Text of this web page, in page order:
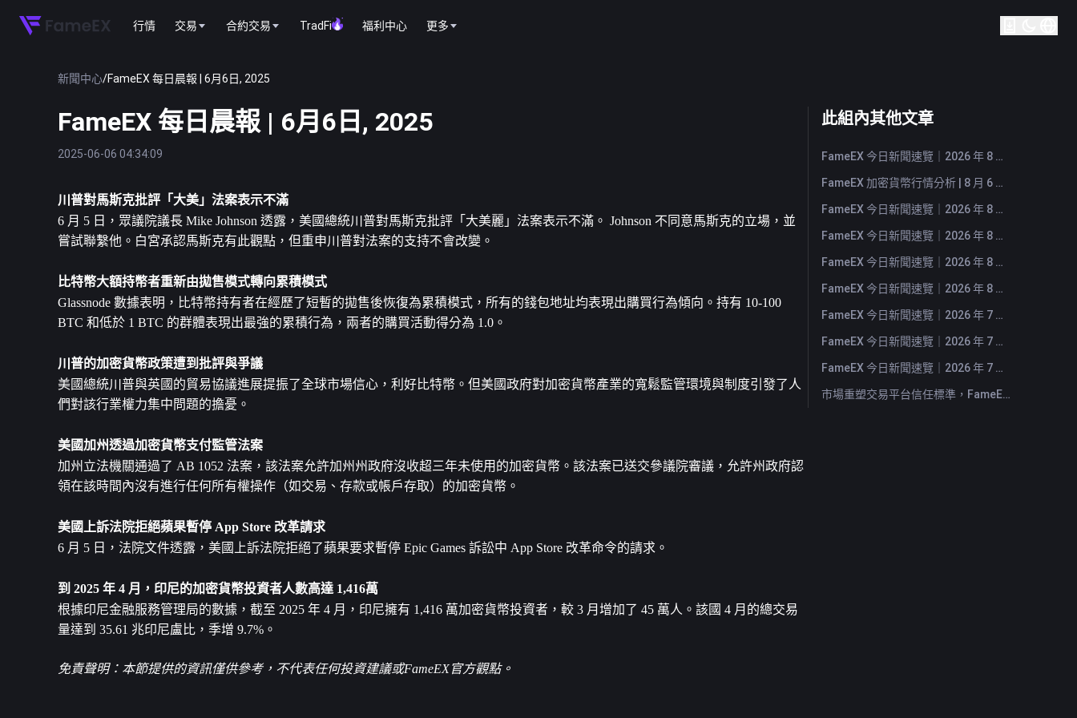
行情 交易 合約交易 TradFi 福利中心 更多
新聞中心/FameEX 每日晨報 | 6月6日, 2025
FameEX 每日晨報 | 6月6日, 2025
2025-06-06 04:34:09
川普對馬斯克批評「大美」法案表示不滿
6 月 5 日，眾議院議長 Mike Johnson 透露，美國總統川普對馬斯克批評「大美麗」法案表示不滿。 Johnson 不同意馬斯克的立場，並
嘗試聯繫他。白宮承認馬斯克有此觀點，但重申川普對法案的支持不會改變。
比特幣大額持幣者重新由拋售模式轉向累積模式
Glassnode 數據表明，比特幣持有者在經歷了短暫的拋售後恢復為累積模式，所有的錢包地址均表現出購買行為傾向。持有 10-100
BTC 和低於 1 BTC 的群體表現出最強的累積行為，兩者的購買活動得分為 1.0。
川普的加密貨幣政策遭到批評與爭議
美國總統川普與英國的貿易協議進展提振了全球市場信心，利好比特幣。但美國政府對加密貨幣產業的寬鬆監管環境與制度引發了人
們對該行業權力集中問題的擔憂。
美國加州透過加密貨幣支付監管法案
加州立法機關通過了 AB 1052 法案，該法案允許加州州政府沒收超三年未使用的加密貨幣。該法案已送交參議院審議，允許州政府認
領在該時間內沒有進行任何所有權操作（如交易、存款或帳戶存取）的加密貨幣。
美國上訴法院拒絕蘋果暫停 App Store 改革請求
6 月 5 日，法院文件透露，美國上訴法院拒絕了蘋果要求暫停 Epic Games 訴訟中 App Store 改革命令的請求。
到 2025 年 4 月，印尼的加密貨幣投資者人數高達 1,416萬
根據印尼金融服務管理局的數據，截至 2025 年 4 月，印尼擁有 1,416 萬加密貨幣投資者，較 3 月增加了 45 萬人。該國 4 月的總交易
量達到 35.61 兆印尼盧比，季增 9.7%。
免責聲明：本節提供的資訊僅供參考，不代表任何投資建議或FameEX官方觀點。
此組內其他文章
FameEX 今日新聞速覽｜2026 年 8 月 7 日
FameEX 加密貨幣行情分析 | 8 月 6 日, 2026
FameEX 今日新聞速覽｜2026 年 8 月 6 日
FameEX 今日新聞速覽｜2026 年 8 月 5 日
FameEX 今日新聞速覽｜2026 年 8 月 4 日
FameEX 今日新聞速覽｜2026 年 8 月 3 日
FameEX 今日新聞速覽｜2026 年 7 月 31 日
FameEX 今日新聞速覽｜2026 年 7 月 30 日
FameEX 今日新聞速覽｜2026 年 7 月 29 日
市場重塑交易平台信任標準，FameEX 以八年穩健營運持續服務全球用戶